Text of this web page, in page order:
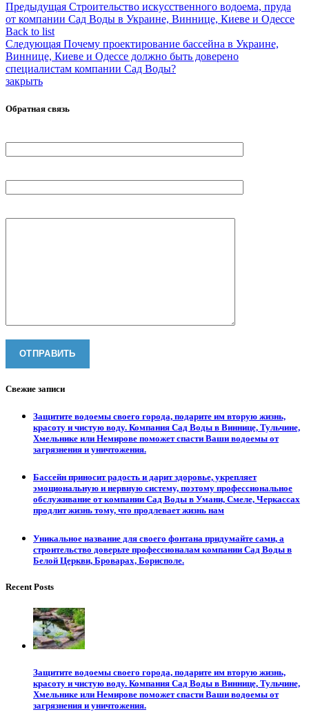
Предыдущая Строительство искусственного водоема, пруда
от компании Сад Воды в Украине, Виннице, Киеве и Одессе
Back to list
Следующая Почему проектирование бассейна в Украине,
Виннице, Киеве и Одессе должно быть доверено
специалистам компании Сад Воды?
закрыть
Обратная связь
Свежие записи
Защитите водоемы своего города, подарите им вторую жизнь,
красоту и чистую воду. Компания Сад Воды в Виннице, Тульчине,
Хмельнике или Немирове поможет спасти Ваши водоемы от
загрязнения и уничтожения.
Бассейн приносит радость и дарит здоровье, укрепляет
эмоциональную и нервную систему, поэтому профессиональное
обслуживание от компании Сад Воды в Умани, Смеле, Черкассах
продлит жизнь тому, что продлевает жизнь нам
Уникальное название для своего фонтана придумайте сами, а
строительство доверьте профессионалам компании Сад Воды в
Белой Церкви, Броварах, Борисполе.
Recent Posts
Защитите водоемы своего города, подарите им вторую жизнь,
красоту и чистую воду. Компания Сад Воды в Виннице, Тульчине,
Хмельнике или Немирове поможет спасти Ваши водоемы от
загрязнения и уничтожения.